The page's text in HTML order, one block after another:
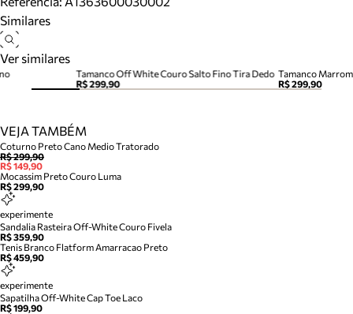
Similares
Ver similares
Tamanco Off White Couro Salto Fino Tira Dedo
R$ 299,90
Tamanco
R$ 299,90
VEJA TAMBÉM
Coturno Preto Cano Medio Tratorado
R$ 299,90
R$ 149,90
Mocassim Preto Couro Luma
R$ 299,90
experimente
Sandalia Rasteira Off-White Couro Fivela
R$ 359,90
Tenis Branco Flatform Amarracao Preto
R$ 459,90
experimente
Sapatilha Off-White Cap Toe Laco
R$ 199,90